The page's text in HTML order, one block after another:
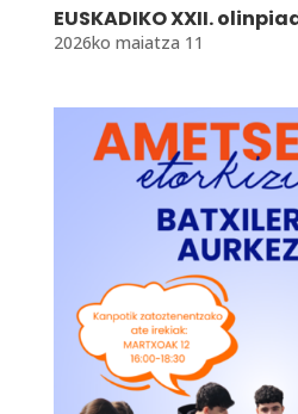
EUSKADIKO XXII.
2026ko maiatza 11